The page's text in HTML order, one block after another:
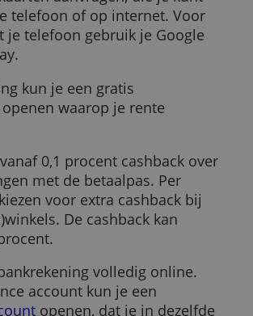
hoort een gratis betaalpas
kun je aanvragen
(9,90 euro). Daarnaast kun je
aanvragen, die je kunt
je telefoon of op internet. Voor
je telefoon gebruik je Google
kun je een gratis
openen waarop je rente
vanaf 0,1 procent cashback
met de betaalpas. Per